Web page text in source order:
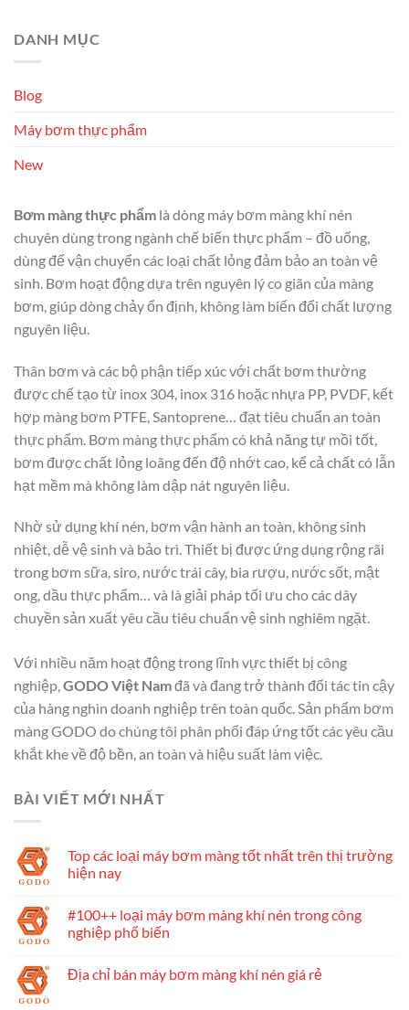
DANH MỤC
Blog
Máy bơm thực phẩm
New
Bơm màng thực phẩm là dòng máy bơm màng khí nén
chuyên dùng trong ngành chế biến thực phẩm – đồ uống,
dùng để vận chuyển các loại chất lỏng đảm bảo an toàn vệ
sinh. Bơm hoạt động dựa trên nguyên lý co giãn của màng
bơm, giúp dòng chảy ổn định, không làm biến đổi chất lượng
nguyên liệu.
Thân bơm và các bộ phận tiếp xúc với chất bơm thường
được chế tạo từ inox 304, inox 316 hoặc nhựa PP, PVDF, kết
hợp màng bơm PTFE, Santoprene… đạt tiêu chuẩn an toàn
thực phẩm. Bơm màng thực phẩm có khả năng tự mồi tốt,
bơm được chất lỏng loãng đến độ nhớt cao, kể cả chất có lẫn
hạt mềm mà không làm dập nát nguyên liệu.
Nhờ sử dụng khí nén, bơm vận hành an toàn, không sinh
nhiệt, dễ vệ sinh và bảo trì. Thiết bị được ứng dụng rộng rãi
trong bơm sữa, siro, nước trái cây, bia rượu, nước sốt, mật
ong, dầu thực phẩm… và là giải pháp tối ưu cho các dây
chuyền sản xuất yêu cầu tiêu chuẩn vệ sinh nghiêm ngặt.
Với nhiều năm hoạt động trong lĩnh vực thiết bị công
nghiệp,GODO Việt Namđã và đang trở thành đối tác tin cậy
của hàng nghìn doanh nghiệp trên toàn quốc. Sản phẩm bơm
màng GODO do chúng tôi phân phối đáp ứng tốt các yêu cầu
khắt khe về độ bền, an toàn và hiệu suất làm việc.
BÀI VIẾT MỚI NHẤT
Top các loại máy bơm màng tốt nhất trên thị trường
hiện nay
#100++ loại máy bơm màng khí nén trong công
nghiệp phổ biến
Địa chỉ bán máy bơm màng khí nén giá rẻ